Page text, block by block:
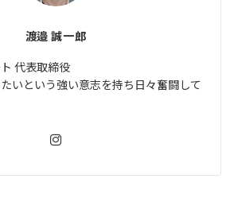
渡邉 誠一郎
代表取締役
いという強い意志を持ち日々奮闘して